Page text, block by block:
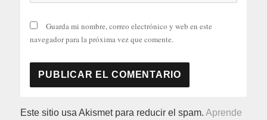
Guarda mi nombre, correo electrónico y web en este
navegador para la próxima vez que comente.
Este sitio usa Akismet para reducir el spam.Aprende